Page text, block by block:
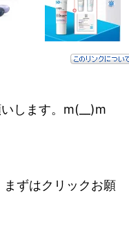
します。m(__)m
ずはクリックお願